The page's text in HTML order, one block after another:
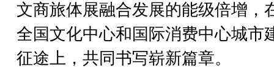
文商旅体展融合发展的能级倍增，
全国文化中心和国际消费中心城市
征途上，共同书写崭新篇章。